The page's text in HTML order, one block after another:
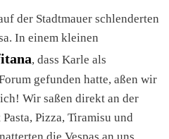
der Stadtmauer schlenderten
In einem kleinen
, dass Karle als
gefunden hatte, aßen wir
Wir saßen direkt an der
Pizza, Tiramisu und
die Vespas an uns